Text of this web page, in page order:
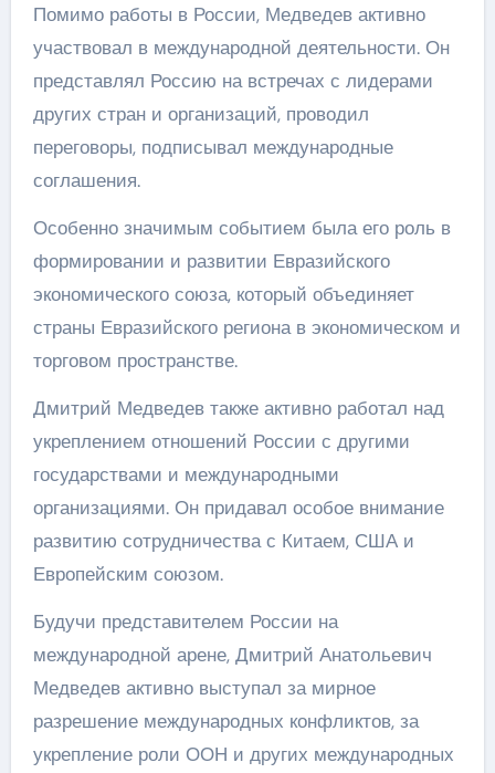
Помимо работы в России, Медведев активно
участвовал в международной деятельности. Он
представлял Россию на встречах с лидерами
других стран и организаций, проводил
переговоры, подписывал международные
соглашения.
Особенно значимым событием была его роль в
формировании и развитии Евразийского
экономического союза, который объединяет
страны Евразийского региона в экономическом и
торговом пространстве.
Дмитрий Медведев также активно работал над
укреплением отношений России с другими
государствами и международными
организациями. Он придавал особое внимание
развитию сотрудничества с Китаем, США и
Европейским союзом.
Будучи представителем России на
международной арене, Дмитрий Анатольевич
Медведев активно выступал за мирное
разрешение международных конфликтов, за
укрепление роли ООН и других международных